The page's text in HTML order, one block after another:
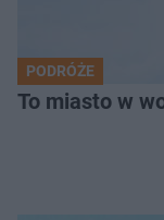
PODRÓŻE
To miasto w